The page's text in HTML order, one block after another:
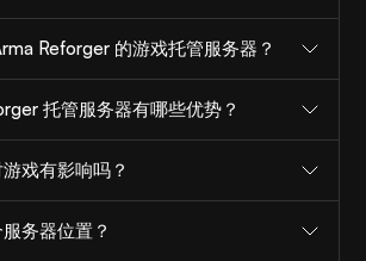
Reforger 的游戏托管服务器？
托管服务器有哪些优势？
戏有影响吗？
务器位置？